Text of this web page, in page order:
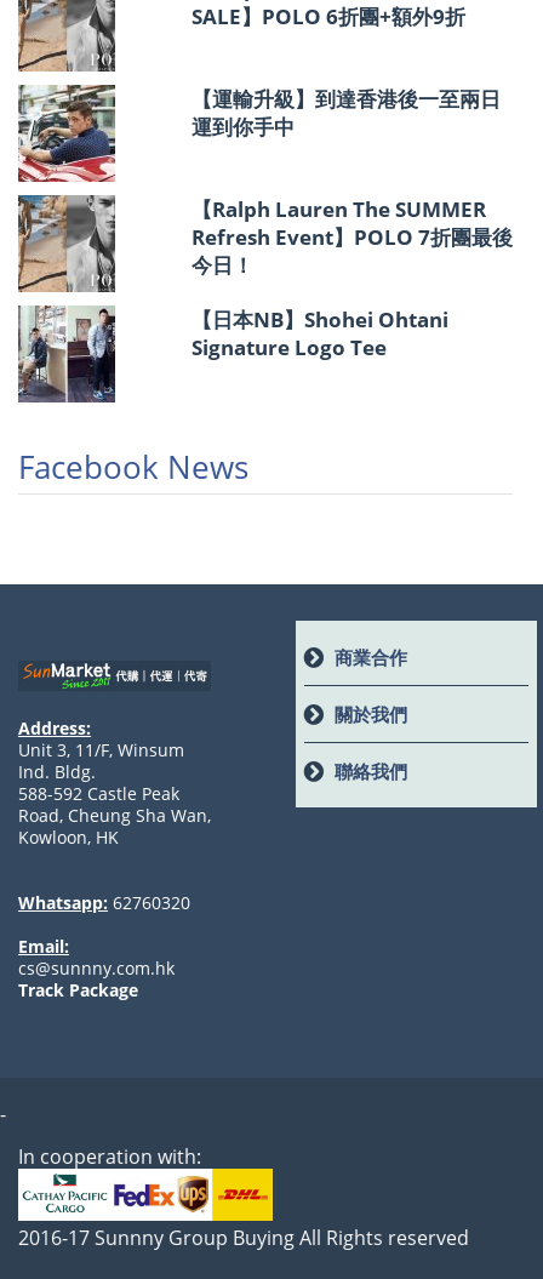
SALE】POLO 6折團+額外9折
【運輸升級】到達香港後一至兩日
運到你手中
【Ralph Lauren The SUMMER
Refresh Event】POLO 7折團最後
今日！
【日本NB】Shohei Ohtani
Signature Logo Tee
Facebook News
Address:
Unit 3, 11/F, Winsum
Ind. Bldg.
588-592 Castle Peak
Road, Cheung Sha Wan,
Kowloon, HK
Whatsapp: 62760320
Email:
cs@sunnny.com.hk
Track Package
商業合作
關於我們
聯絡我們
-
In cooperation with:
2016-17 Sunnny Group Buying All Rights reserved